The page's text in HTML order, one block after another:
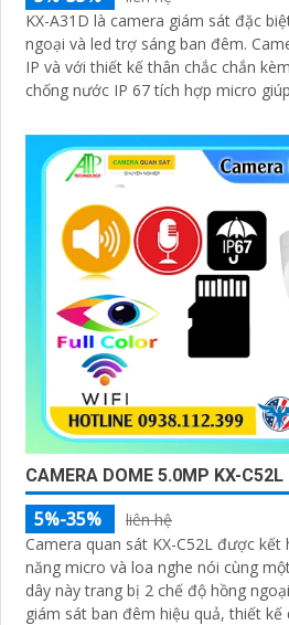
KX-A31D là camera giám sát đặc
ngoại và led trợ sáng ban đêm. Camera sử dụng kết nối Wifi
IP và với thiết kế thân chắc chắn
chống nước IP 67 tích hợp micro
CAMERA DOME 5.0MP KX-C52L
5%-35%
liên hệ
Camera quan sát KX-C52L được kết
năng micro và loa nghe nói cùng một lúc. Camera IP
dây này trang bị 2 chế độ hồng
giám sát ban đêm hiệu quả, thiết